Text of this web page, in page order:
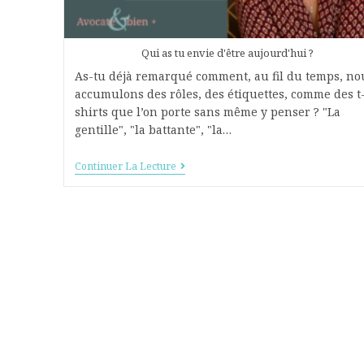
Qui as tu envie d'être aujourd'hui ?
As-tu déjà remarqué comment, au fil du temps,
accumulons des rôles, des étiquettes, comme des
shirts que l’on porte sans même y penser ? "La
gentille", "la battante", "la…
Continuer La Lecture